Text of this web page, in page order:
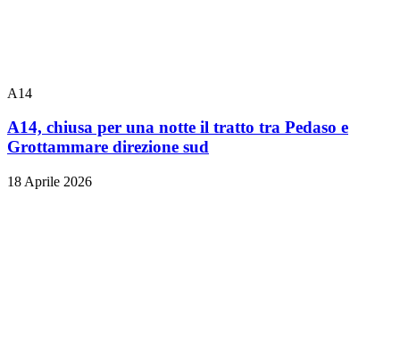
A14
A14, chiusa per una notte il tratto tra Pedaso e
Grottammare direzione sud
18 Aprile 2026